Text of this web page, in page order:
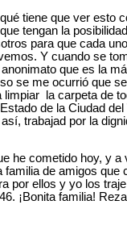
tiene que ver esto
tengan la
para que cada
Y cuando se
que es la
se me ocurrió que
la carpeta de
de la Ciudad
trabajad por la
he cometido hoy, y
de amigos que
por ellos y yo los
¡Bonita familia!